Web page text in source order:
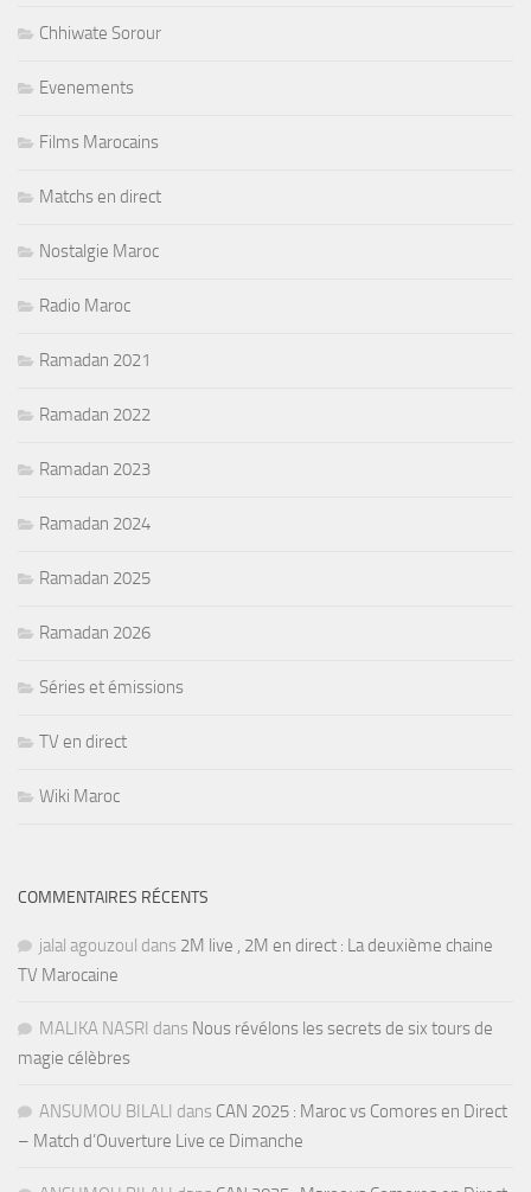
Chhiwate Sorour
Evenements
Films Marocains
Matchs en direct
Nostalgie Maroc
Radio Maroc
Ramadan 2021
Ramadan 2022
Ramadan 2023
Ramadan 2024
Ramadan 2025
Ramadan 2026
Séries et émissions
TV en direct
Wiki Maroc
COMMENTAIRES RÉCENTS
jalal agouzoul dans 2M live , 2M en direct : La deuxième chaine
TV Marocaine
MALIKA NASRI dans Nous révélons les secrets de six tours de
magie célèbres
ANSUMOU BILALI dans CAN 2025 : Maroc vs Comores en Direct
– Match d’Ouverture Live ce Dimanche